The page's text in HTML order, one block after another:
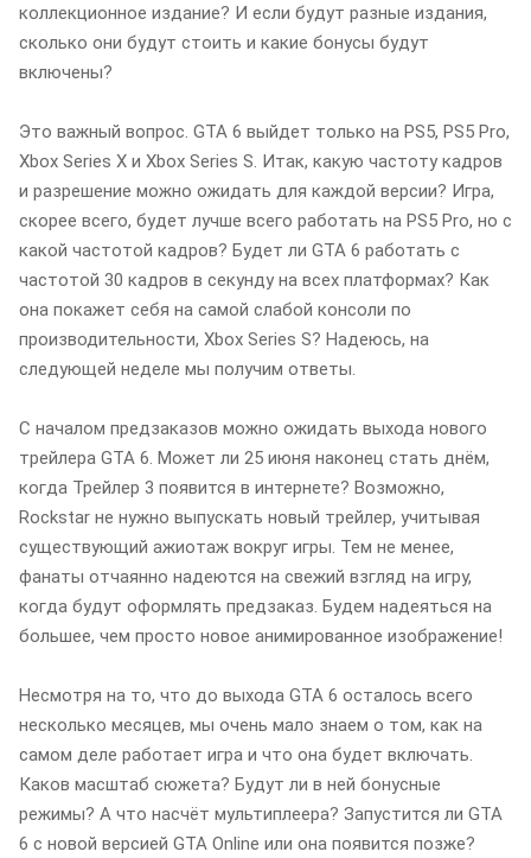
коллекционное издание? И если будут разные издания,
сколько они будут стоить и какие бонусы будут
включены?
Это важный вопрос. GTA 6 выйдет только на PS5, PS5 Pro,
Xbox Series X и Xbox Series S. Итак, какую частоту кадров
и разрешение можно ожидать для каждой версии? Игра,
скорее всего, будет лучше всего работать на PS5 Pro, но с
какой частотой кадров? Будет ли GTA 6 работать с
частотой 30 кадров в секунду на всех платформах? Как
она покажет себя на самой слабой консоли по
производительности, Xbox Series S? Надеюсь, на
следующей неделе мы получим ответы.
С началом предзаказов можно ожидать выхода нового
трейлера GTA 6. Может ли 25 июня наконец стать днём,
когда Трейлер 3 появится в интернете? Возможно,
Rockstar не нужно выпускать новый трейлер, учитывая
существующий ажиотаж вокруг игры. Тем не менее,
фанаты отчаянно надеются на свежий взгляд на игру,
когда будут оформлять предзаказ. Будем надеяться на
большее, чем просто новое анимированное изображение!
Несмотря на то, что до выхода GTA 6 осталось всего
несколько месяцев, мы очень мало знаем о том, как на
самом деле работает игра и что она будет включать.
Каков масштаб сюжета? Будут ли в ней бонусные
режимы? А что насчёт мультиплеера? Запустится ли GTA
6 с новой версией GTA Online или она появится позже?